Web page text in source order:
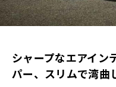
シャープなエアイン
パー、スリムで湾曲